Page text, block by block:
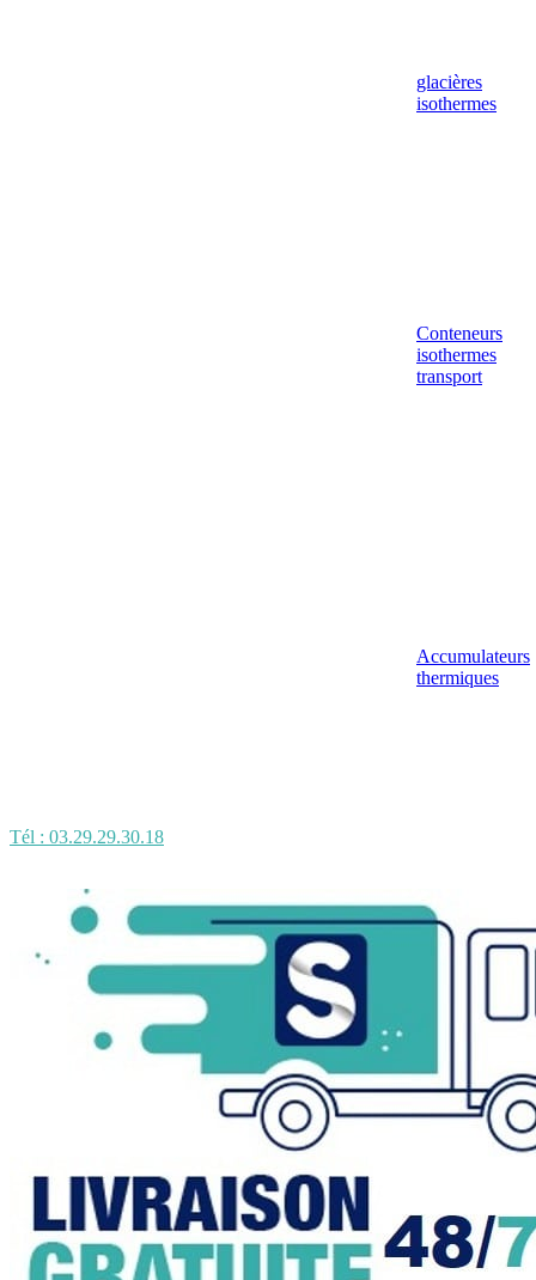
glacières
isothermes
Conteneurs
isothermes
transport
Accumulateurs
thermiques
Tél : 03.29.29.30.18